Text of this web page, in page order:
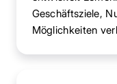
Geschäftsziele,
Möglichkeiten